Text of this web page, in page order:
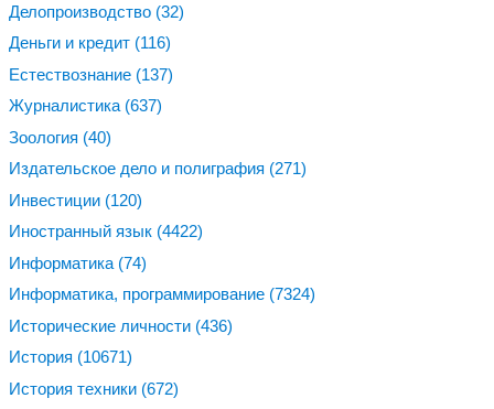
Делопроизводство (32)
Деньги и кредит (116)
Естествознание (137)
Журналистика (637)
Зоология (40)
Издательское дело и полиграфия (271)
Инвестиции (120)
Иностранный язык (4422)
Информатика (74)
Информатика, программирование (7324)
Исторические личности (436)
История (10671)
История техники (672)